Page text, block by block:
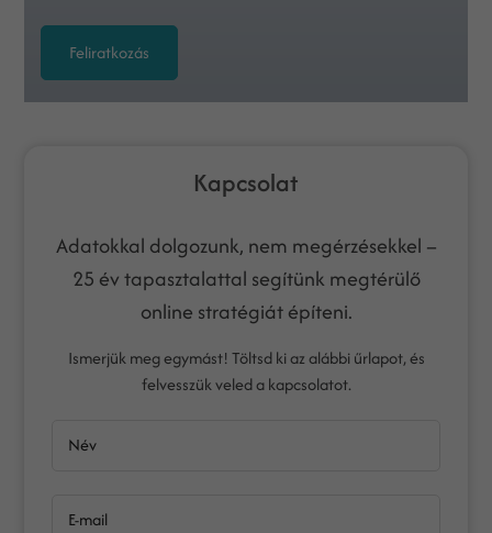
Feliratkozás
Kapcsolat
Adatokkal dolgozunk, nem megérzésekkel –
25 év tapasztalattal segítünk megtérülő
online stratégiát építeni.
Ismerjük meg egymást! Töltsd ki az alábbi űrlapot, és
felvesszük veled a kapcsolatot.
Név
E-mail